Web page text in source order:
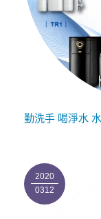
勤洗手 喝淨水
2020
0312